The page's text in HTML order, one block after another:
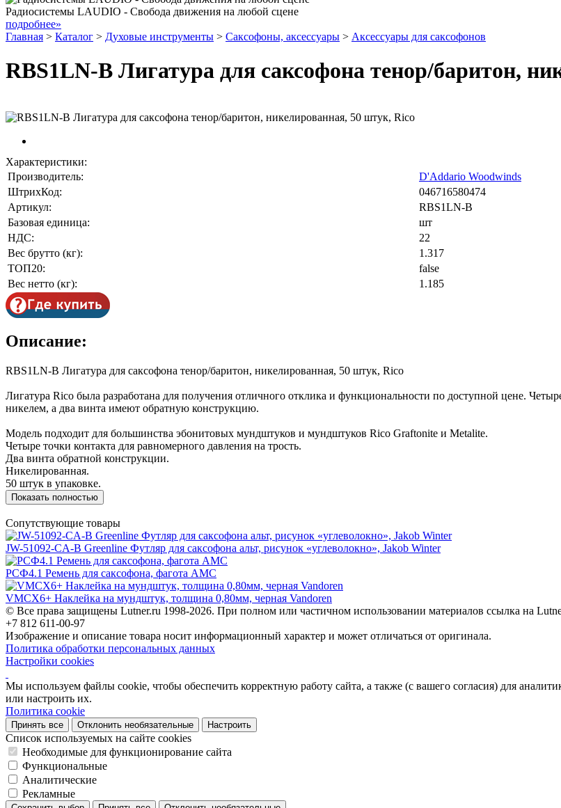
Радиосистемы LAUDIO - Свобода движения на любой сцене
подробнее»
Главная > Каталог > Духовые инструменты > Саксофоны, аксессуары > Аксессуары для саксофонов
RBS1LN-B Лигатура для саксофона тенор/баритон,
Характеристики:
Производитель:
D'Addario Woodwinds
ШтрихКод:
046716580474
Артикул:
RBS1LN-B
Базовая единица:
шт
НДС:
22
Вес брутто (кг):
1.317
ТОП20:
false
Вес нетто (кг):
1.185
Описание:
RBS1LN-B Лигатура для саксофона тенор/баритон, никелированная, 50 штук, Rico
Лигатура Rico была разработана для получения отличного отклика и функциональности по доступной цене.
никелем, а два винта имеют обратную конструкцию.
Модель подходит для большинства эбонитовых мундштуков и мундштуков Rico Graftonite и Metalite.
Четыре точки контакта для равномерного давления на трость.
Два винта обратной конструкции.
Никелированная.
50 штук в упаковке.
Показать полностью
Сопутствующие товары
JW-51092-CA-B Greenline Футляр для саксофона альт, рисунок «углеволокно», Jakob Winter
РСФ4.1 Ремень для саксофона, фагота АМС
VMCX6+ Наклейка на мундштук, толщина 0,80мм, черная Vandoren
© Все права защищены Lutner.ru 1998-2026. При полном или частичном использовании материалов ссылка на
+7 812 611-00-97
Изображение и описание товара носит информационный характер и может отличаться от оригинала.
Политика обработки персональных данных
Настройки cookies
Мы используем файлы cookie, чтобы обеспечить корректную работу сайта, а также (с вашего согласия) для
или настроить их.
Политика cookie
Принять все Отклонить необязательные Настроить
Список используемых на сайте cookies
Необходимые для функционирование сайта
Функциональные
Аналитические
Рекламные